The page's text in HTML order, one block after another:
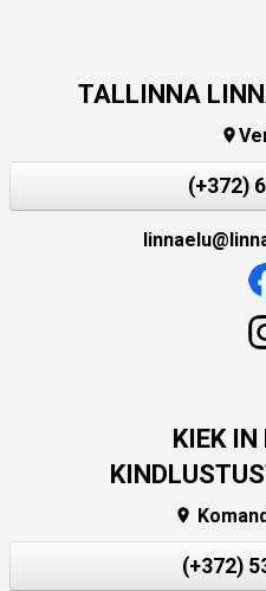
TALLINNA

(+372)
KIEK IN

(+372)